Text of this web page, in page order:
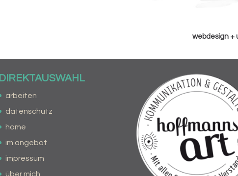
webdesign +
DIREKTAUSWAHL
arbeiten
datenschutz
home
im angebot
impressum
über mich